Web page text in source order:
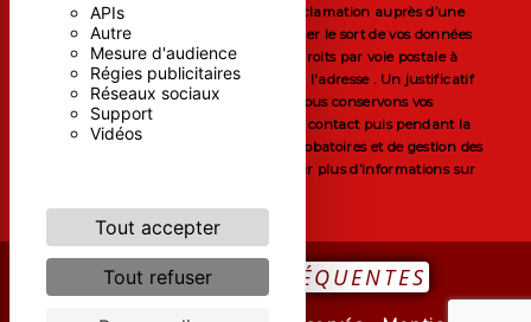
APIs
Autre
Mesure d'audience
Régies publicitaires
Réseaux sociaux
Support
Vidéos
Tout accepter
Tout refuser
moment et du droit d’introduire une réclamation auprès d’une
autorité de contrôle, ainsi que d’organiser le sort de vos données
post-mortem. Vous pouvez exercer ces droits par voie postale à
l'adresse ou par courrier électronique à l'adresse . Un justificatif
d'identité pourra vous être demandé. Nous conservons vos
données pendant la période de prise de contact puis pendant la
durée de prescription légale aux fins probatoires et de gestion des
contentieux. Consultez le site cnil.fr pour plus d’informations sur
RECHERCHES FRÉQUENTES